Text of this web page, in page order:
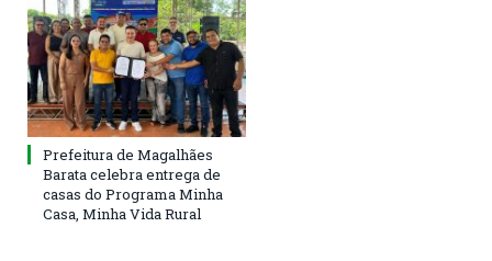
Prefeitura de Magalhães
Barata celebra entrega de
casas do Programa Minha
Casa, Minha Vida Rural